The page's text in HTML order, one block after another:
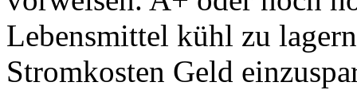
Lebensmittel kühl zu
Stromkosten Geld